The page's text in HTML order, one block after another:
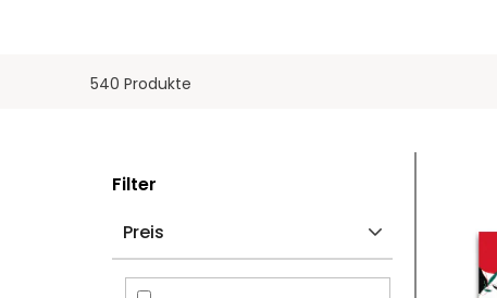
540 Produkte
Filter
Preis